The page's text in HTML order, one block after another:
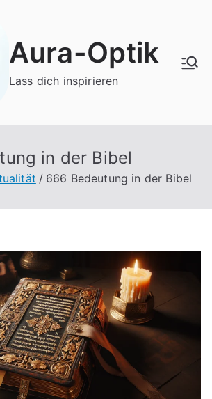
Aura-Optik
Lass dich inspirieren
in der Bibel
666 Bedeutung in der Bibel